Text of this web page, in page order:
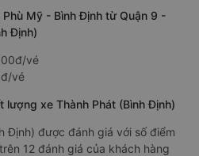
Mỹ - Bình Định từ Quận 9 -
Định)
vé
vé
lượng xe Thành Phát (Bình Định)
Định) được đánh giá với số điểm
12 đánh giá của khách hàng